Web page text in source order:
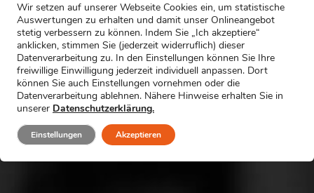
[…]
Wir setzen auf unserer Webseite Cookies ein, um statistische
Auswertungen zu erhalten und damit unser Onlineangebot
stetig verbessern zu können. Indem Sie „Ich akzeptiere“
anklicken, stimmen Sie (jederzeit widerruflich) dieser
Datenverarbeitung zu. In den Einstellungen können Sie Ihre
freiwillige Einwilligung jederzeit individuell anpassen. Dort
können Sie auch Einstellungen vornehmen oder die
Datenverarbeitung ablehnen. Nähere Hinweise erhalten Sie in
unserer Datenschutzerklärung.
Akzeptieren
Einstellungen